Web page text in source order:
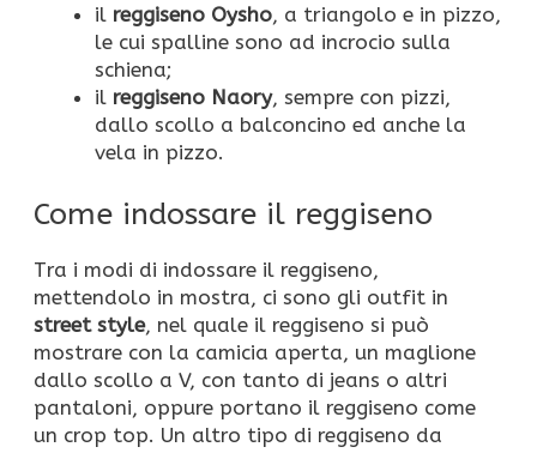
il reggiseno Oysho, a triangolo e in pizzo,
le cui spalline sono ad incrocio sulla
schiena;
il reggiseno Naory, sempre con pizzi,
dallo scollo a balconcino ed anche la
vela in pizzo.
Come indossare il reggiseno
Tra i modi di indossare il reggiseno,
mettendolo in mostra, ci sono gli outfit in
street style, nel quale il reggiseno si può
mostrare con la camicia aperta, un maglione
dallo scollo a V, con tanto di jeans o altri
pantaloni, oppure portano il reggiseno come
un crop top. Un altro tipo di reggiseno da